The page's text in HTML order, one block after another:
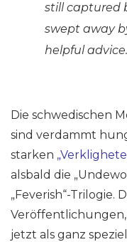
still captured
swept away
helpful advice.
Die schwedischen
sind verdammt
starken
alsbald die
„Feverish“-Trilogie.
Veröffentlichungen,
jetzt als ganz